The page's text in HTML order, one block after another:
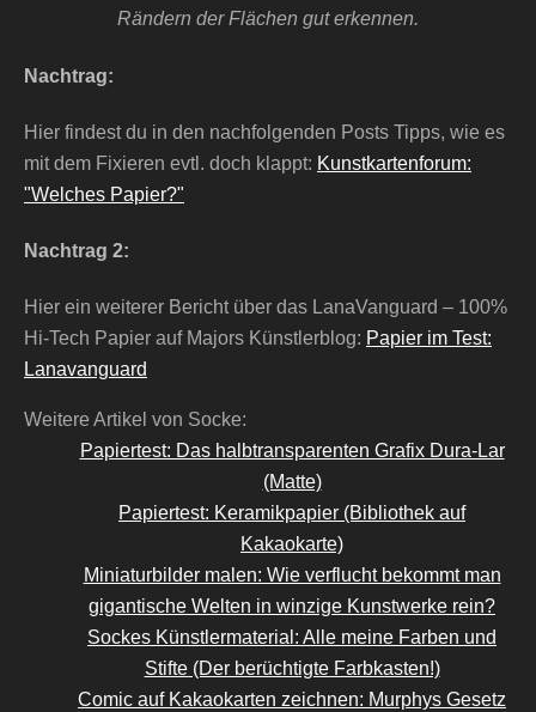
Rändern der Flächen gut erkennen.
Nachtrag:
Hier findest du in den nachfolgenden Posts Tipps, wie es
mit dem Fixieren evtl. doch klappt: Kunstkartenforum:
"Welches Papier?"
Nachtrag 2:
Hier ein weiterer Bericht über das LanaVanguard – 100%
Hi-Tech Papier auf Majors Künstlerblog: Papier im Test:
Lanavanguard
Weitere Artikel von Socke:
Papiertest: Das halbtransparenten Grafix Dura-Lar
(Matte)
Papiertest: Keramikpapier (Bibliothek auf
Kakaokarte)
Miniaturbilder malen: Wie verflucht bekommt man
gigantische Welten in winzige Kunstwerke rein?
Sockes Künstlermaterial: Alle meine Farben und
Stifte (Der berüchtigte Farbkasten!)
Comic auf Kakaokarten zeichnen: Murphys Gesetz